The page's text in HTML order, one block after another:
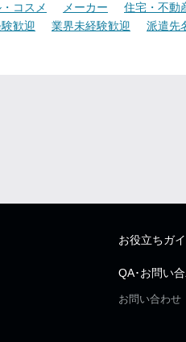
コスメ メーカー
住宅・不動
歓迎 業界未経験歓迎
派遣先
お役立ちガ
QA･お問い
お問い合わせ